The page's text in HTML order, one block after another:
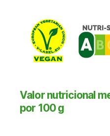
Valor nutricional
por 100 g